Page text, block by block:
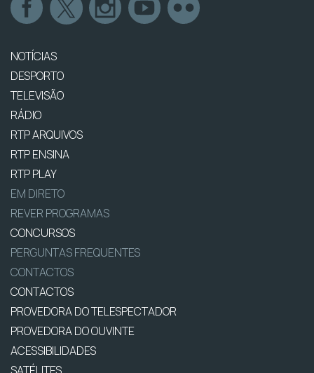
NOTÍCIAS
DESPORTO
TELEVISÃO
RÁDIO
RTP ARQUIVOS
RTP ENSINA
RTP PLAY
EM DIRETO
REVER PROGRAMAS
CONCURSOS
PERGUNTAS FREQUENTES
CONTACTOS
CONTACTOS
PROVEDORA DO TELESPECTADOR
PROVEDORA DO OUVINTE
ACESSIBILIDADES